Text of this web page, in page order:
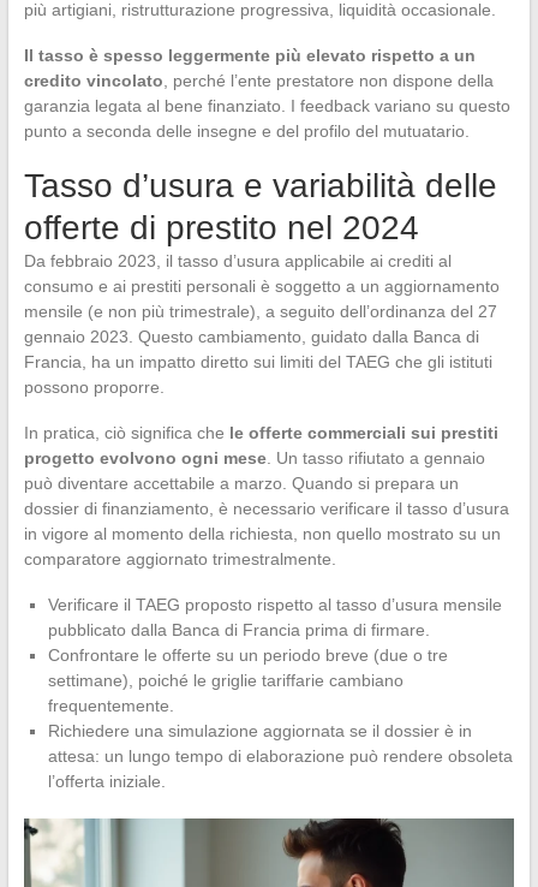
più artigiani, ristrutturazione progressiva, liquidità occasionale.
Il tasso è spesso leggermente più elevato rispetto a un
credito vincolato, perché l’ente prestatore non dispone della
garanzia legata al bene finanziato. I feedback variano su questo
punto a seconda delle insegne e del profilo del mutuatario.
Tasso d’usura e variabilità delle
offerte di prestito nel 2024
Da febbraio 2023, il tasso d’usura applicabile ai crediti al
consumo e ai prestiti personali è soggetto a un aggiornamento
mensile (e non più trimestrale), a seguito dell’ordinanza del 27
gennaio 2023. Questo cambiamento, guidato dalla Banca di
Francia, ha un impatto diretto sui limiti del TAEG che gli istituti
possono proporre.
In pratica, ciò significa che le offerte commerciali sui prestiti
progetto evolvono ogni mese. Un tasso rifiutato a gennaio
può diventare accettabile a marzo. Quando si prepara un
dossier di finanziamento, è necessario verificare il tasso d’usura
in vigore al momento della richiesta, non quello mostrato su un
comparatore aggiornato trimestralmente.
Verificare il TAEG proposto rispetto al tasso d’usura mensile
pubblicato dalla Banca di Francia prima di firmare.
Confrontare le offerte su un periodo breve (due o tre
settimane), poiché le griglie tariffarie cambiano
frequentemente.
Richiedere una simulazione aggiornata se il dossier è in
attesa: un lungo tempo di elaborazione può rendere obsoleta
l’offerta iniziale.